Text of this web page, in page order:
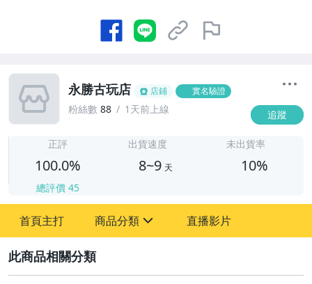
永勝古玩店 店鋪 實名驗證
粉絲數 88 1天前上線 追蹤
正評
100.0%
總評價 45
出貨速度
8~9 天
未出貨率
10%
首頁主打 商品分類
其它
直播影片